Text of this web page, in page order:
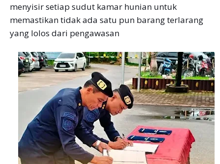
menyisir setiap sudut kamar hunian untuk
memastikan tidak ada satu pun barang terlarang
yang lolos dari pengawasan